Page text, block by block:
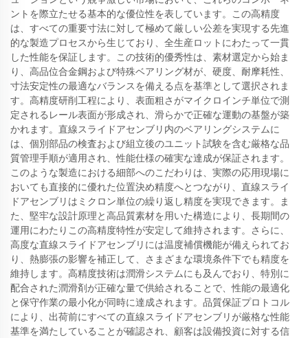
ントを際立たせる基本的な優位性を表しています。この高精度
は、すべての重要寸法に対して極めて厳しい公差を実現する先進
的な製造プロセスから生じており、全生産ロットにわたって一貫
した性能を保証します。この技術的優秀性は、素材選定から始ま
り、高品位合金鋼および特殊ベアリング材が、硬度、耐摩耗性、
寸法安定性の最適なバランスを備える点を基準として選択されま
す。高精度研削工程により、表面粗さがマイクロインチ単位で測
定されるレール表面が形成され、滑らかで正確な運動の基盤が築
かれます。直線スライドアセンブリ内のベアリングシステムに
は、個別部品の検査および組立後のユニット試験を含む厳格な品
質管理手順が適用され、性能仕様の確実な達成が保証されます。
このような製造における細部へのこだわりは、実際の応用現場に
おいても直接的に優れた位置決め精度へとつながり、直線スライ
ドアセンブリはミクロン単位の繰り返し精度を実現できます。ま
た、堅牢な設計原理と高品質素材を用いた構造により、長期間の
運用にわたりこの高精度特性が安定して維持されます。さらに、
高度な直線スライドアセンブリには温度補償機能が備えられてお
り、熱膨張の影響を補正して、さまざまな環境条件下でも精度を
維持します。高精度技術は潤滑システムにも及んでおり、特別に
配合された潤滑剤が正確な量で供給されることで、性能の最適化
と保守作業の最小化が同時に達成されます。品質保証プロトコル
により、出荷前にすべての直線スライドアセンブリが厳格な性能
基準を満たしていることが確認され、顧客は設備投資に対する信